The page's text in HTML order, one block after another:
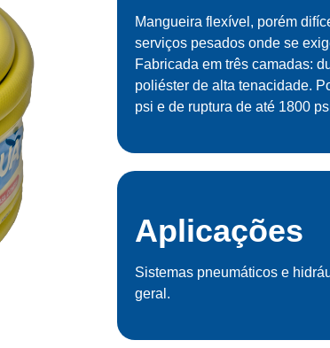
Mangueira flexível, porém
serviços pesados onde se
Fabricada em três camadas:
poliéster de alta tenacidade.
psi e de ruptura de até 1800
Aplicações
Sistemas pneumáticos e
geral.